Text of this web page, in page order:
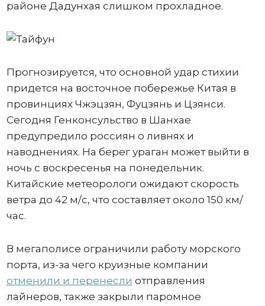
районе Дадунхая слишком прохладное.
Прогнозируется, что основной удар стихии
придется на восточное побережье Китая в
провинциях Чжэцзян, Фуцзянь и Цзянси.
Сегодня Генконсульство в Шанхае
предупредило россиян о ливнях и
наводнениях. На берег ураган может выйти в
ночь с воскресенья на понедельник.
Китайские метеорологи ожидают скорость
ветра до 42 м/с, что составляет около 150 км/
час.
В мегаполисе ограничили работу морского
порта, из-за чего круизные компании
отменили и перенесли отправления
лайнеров, также закрыли паромное